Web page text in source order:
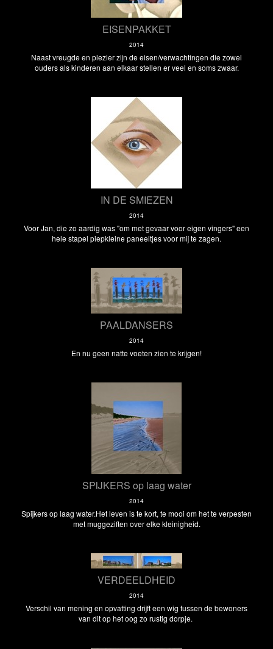
EISENPAKKET
2014
Naast vreugde en plezier zijn de eisen/verwachtingen die zowel
ouders als kinderen aan elkaar stellen er veel en soms zwaar.
IN DE SMIEZEN
2014
Voor Jan, die zo aardig was "om met gevaar voor eigen vingers" een
hele stapel piepkleine paneeltjes voor mij te zagen.
PAALDANSERS
2014
En nu geen natte voeten zien te krijgen!
SPIJKERS op laag water
2014
Spijkers op laag water.Het leven is te kort, te mooi om het te verpesten
met muggeziften over elke kleinigheid.
VERDEELDHEID
2014
Verschil van mening en opvatting drijft een wig tussen de bewoners
van dit op het oog zo rustig dorpje.